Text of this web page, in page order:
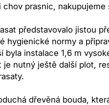
prasnic,
představovalo jistou
hygienické normy a
byla instalace 1,6 m
je nutný ještě další plot,
dřevěná bouda,